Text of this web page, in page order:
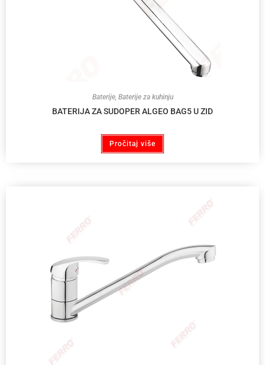
Baterije, Baterije za kuhinju
BATERIJA ZA SUDOPER ALGEO BAG5 U ZID
Pročitaj više